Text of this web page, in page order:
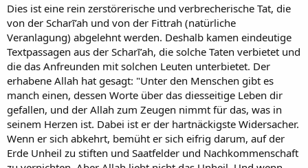
Dies ist eine rein zerstörerische und verbrecherische Tat, die
von der Scharī’ah und von der Fittrah (natürliche
Veranlagung) abgelehnt werden. Deshalb kamen eindeutige
Textpassagen aus der Scharī’ah, die solche Taten verbietet und
die das Anfreunden mit solchen Leuten unterbietet. Der
erhabene Allah hat gesagt: "Unter den Menschen gibt es
manch einen, dessen Worte über das diesseitige Leben dir
gefallen, und der Allah zum Zeugen nimmt für das, was in
seinem Herzen ist. Dabei ist er der hartnäckigste Widersacher.
Wenn er sich abkehrt, bemüht er sich eifrig darum, auf der
Erde Unheil zu stiften und Saatfelder und Nachkommenschaft